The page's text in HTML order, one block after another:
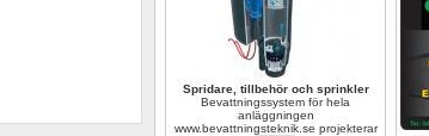
Spridare, tillbehör och sprinkler
Bevattningssystem för hela
anläggningen
www.bevattningsteknik.se projekterar